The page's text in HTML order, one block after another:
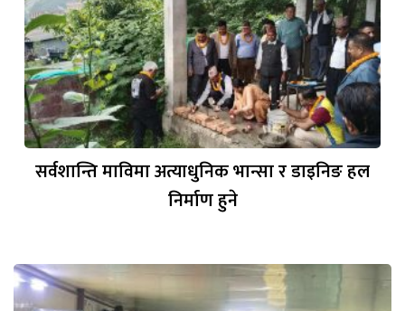
सर्वशान्ति माविमा अत्याधुनिक भान्सा र डाइनिङ हल
निर्माण हुने